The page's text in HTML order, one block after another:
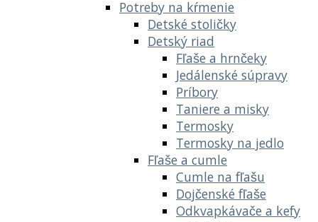
Potreby na kŕmenie
Detské stoličky
Detský riad
Fľaše a hrnčeky
Jedálenské súpravy
Príbory
Taniere a misky
Termosky
Termosky na jedlo
Fľaše a cumle
Cumle na fľašu
Dojčenské fľaše
Odkvapkávače a kefy